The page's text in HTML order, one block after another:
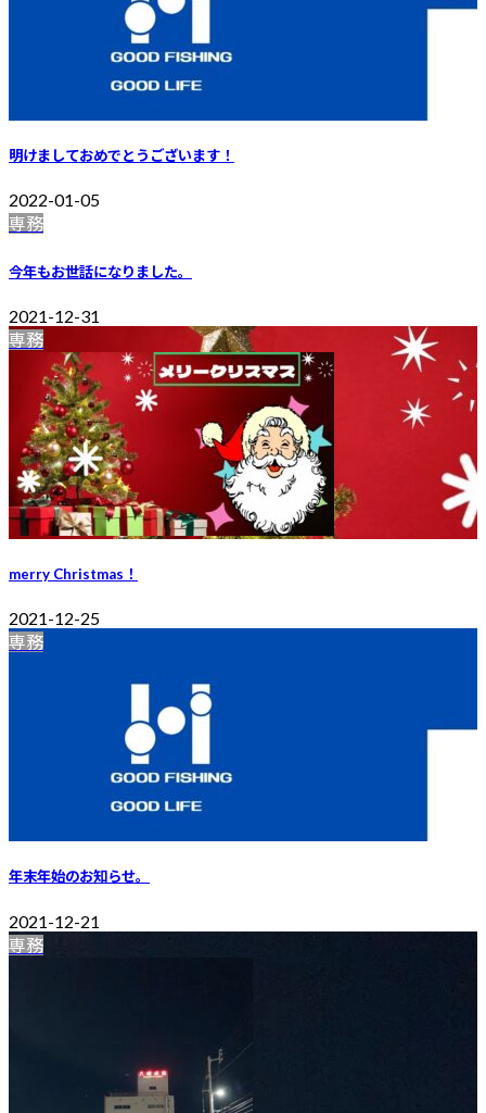
明けましておめでとうございます！
2022-01-05
専務
今年もお世話になりました。
2021-12-31
専務
merry Christmas！
2021-12-25
専務
年末年始のお知らせ。
2021-12-21
専務